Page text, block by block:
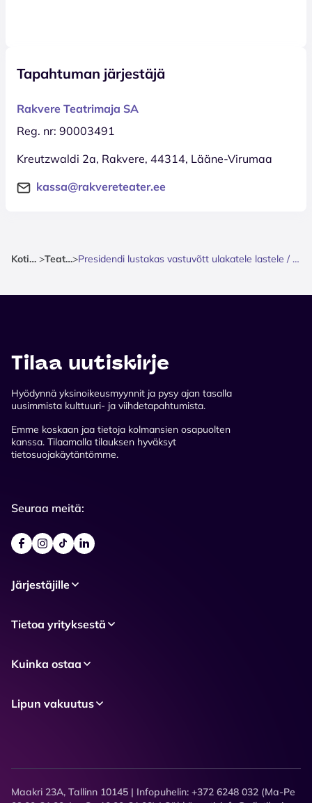
Tapahtuman järjestäjä
Rakvere Teatrimaja SA
Reg. nr: 90003491
Kreutzwaldi 2a, Rakvere, 44314, Lääne-Virumaa
kassa@rakvereteater.ee
Kotisivu > Teatteri> Presidendi lustakas vastuvõtt ulakatele lastele / Rakvere Teater
Tilaa uutiskirje
Hyödynnä yksinoikeusmyynnit ja pysy ajan tasalla
uusimmista kulttuuri- ja viihdetapahtumista.
Emme koskaan jaa tietoja kolmansien osapuolten
kanssa. Tilaamalla tilauksen hyväksyt
tietosuojakäytäntömme.
Seuraa meitä:
Järjestäjille
Tietoa yrityksestä
Kuinka ostaa
Lipun vakuutus
Maakri 23A, Tallinn 10145 | Infopuhelin: +372 6248 032 (Ma-Pe